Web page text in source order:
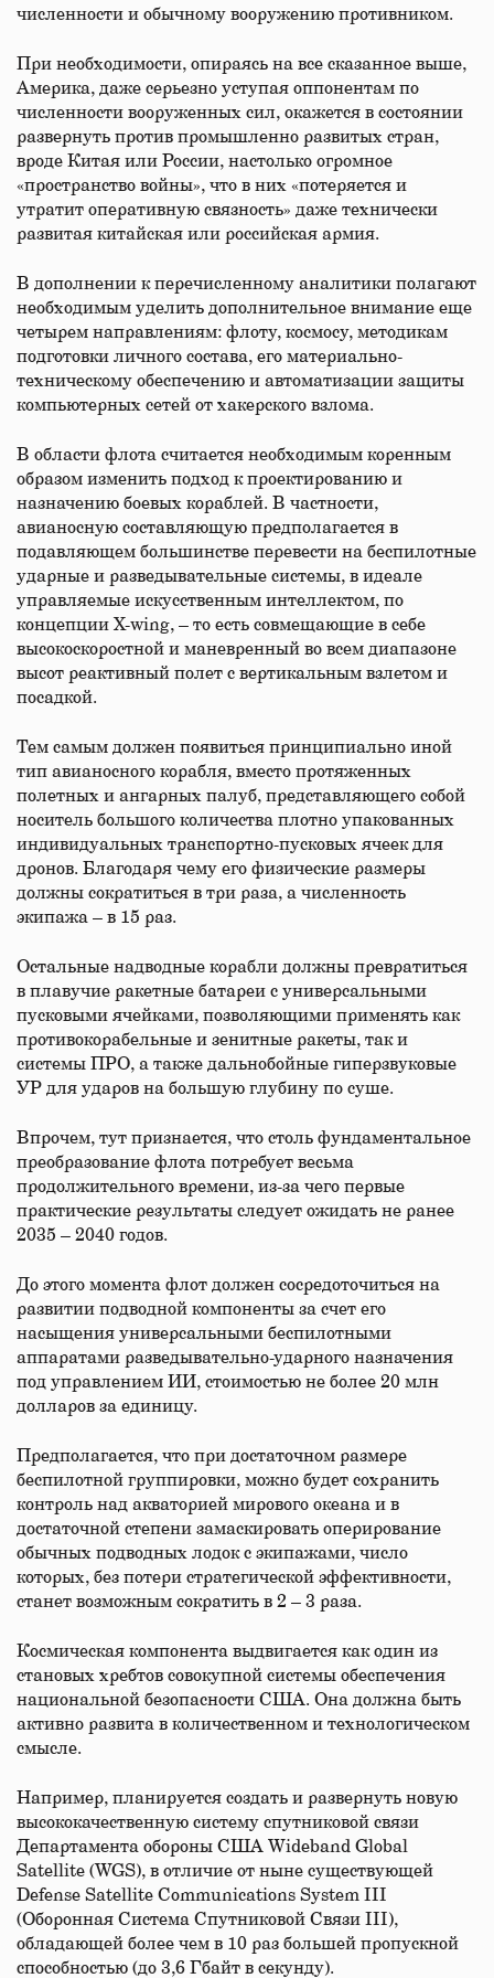
численности и обычному вооружению противником.
При необходимости, опираясь на все сказанное выше,
Америка, даже серьезно уступая оппонентам по
численности вооруженных сил, окажется в состоянии
развернуть против промышленно развитых стран,
вроде Китая или России, настолько огромное
«пространство войны», что в них «потеряется и
утратит оперативную связность» даже технически
развитая китайская или российская армия.
В дополнении к перечисленному аналитики полагают
необходимым уделить дополнительное внимание еще
четырем направлениям: флоту, космосу, методикам
подготовки личного состава, его материально-
техническому обеспечению и автоматизации защиты
компьютерных сетей от хакерского взлома.
В области флота считается необходимым коренным
образом изменить подход к проектированию и
назначению боевых кораблей. В частности,
авианосную составляющую предполагается в
подавляющем большинстве перевести на беспилотные
ударные и разведывательные системы, в идеале
управляемые искусственным интеллектом, по
концепции X-wing, – то есть совмещающие в себе
высокоскоростной и маневренный во всем диапазоне
высот реактивный полет с вертикальным взлетом и
посадкой.
Тем самым должен появиться принципиально иной
тип авианосного корабля, вместо протяженных
полетных и ангарных палуб, представляющего собой
носитель большого количества плотно упакованных
индивидуальных транспортно-пусковых ячеек для
дронов. Благодаря чему его физические размеры
должны сократиться в три раза, а численность
экипажа – в 15 раз.
Остальные надводные корабли должны превратиться
в плавучие ракетные батареи с универсальными
пусковыми ячейками, позволяющими применять как
противокорабельные и зенитные ракеты, так и
системы ПРО, а также дальнобойные гиперзвуковые
УР для ударов на большую глубину по суше.
Впрочем, тут признается, что столь фундаментальное
преобразование флота потребует весьма
продолжительного времени, из-за чего первые
практические результаты следует ожидать не ранее
2035 – 2040 годов.
До этого момента флот должен сосредоточиться на
развитии подводной компоненты за счет его
насыщения универсальными беспилотными
аппаратами разведывательно-ударного назначения
под управлением ИИ, стоимостью не более 20 млн
долларов за единицу.
Предполагается, что при достаточном размере
беспилотной группировки, можно будет сохранить
контроль над акваторией мирового океана и в
достаточной степени замаскировать оперирование
обычных подводных лодок с экипажами, число
которых, без потери стратегической эффективности,
станет возможным сократить в 2 – 3 раза.
Космическая компонента выдвигается как один из
становых хребтов совокупной системы обеспечения
национальной безопасности США. Она должна быть
активно развита в количественном и технологическом
смысле.
Например, планируется создать и развернуть новую
высококачественную систему спутниковой связи
Департамента обороны США Wideband Global
Satellite (WGS), в отличие от ныне существующей
Defense Satellite Communications System III
(Оборонная Система Спутниковой Связи III),
обладающей более чем в 10 раз большей пропускной
способностью (до 3,6 Гбайт в секунду).